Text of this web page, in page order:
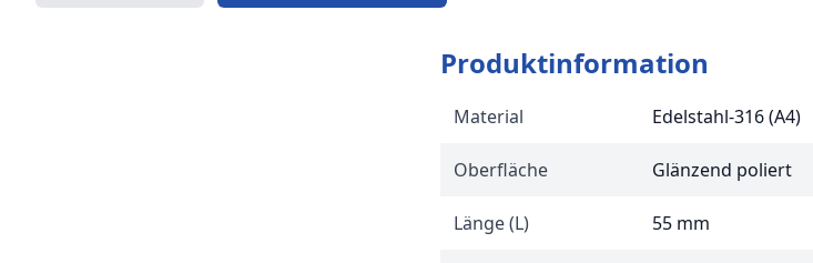
Produktinformation
Material Edelstahl-316 (A4)
Oberfläche Glänzend poliert
Länge (L) 55 mm